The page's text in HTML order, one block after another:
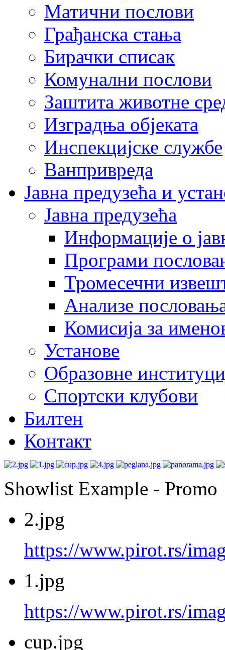
Матични послови
Грађанска стања
Бирачки списак
Комунални послови
Заштита животне
Изградња објеката
Инспекцијске службе
Ванпривреда
Јавна предузећа и
Јавна предузећа
Информације о
Програми
Тромесечни
Анализе
Комисија за
Установе
Образовне
Спортски клубови
Билтен
Контакт
Showlist Example - Promo
2.jpg
https://www.pirot.rs/
1.jpg
https://www.pirot.rs/
cup.jpg